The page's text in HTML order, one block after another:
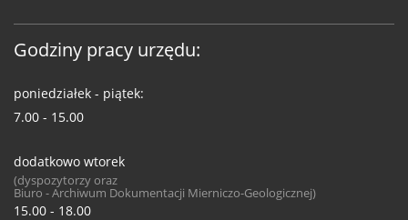
Godziny pracy urzędu:
poniedziałek - piątek:
7.00 - 15.00
dodatkowo wtorek
(dyspozytorzy oraz
Biuro - Archiwum Dokumentacji Mierniczo-Geologicznej)
15.00 - 18.00